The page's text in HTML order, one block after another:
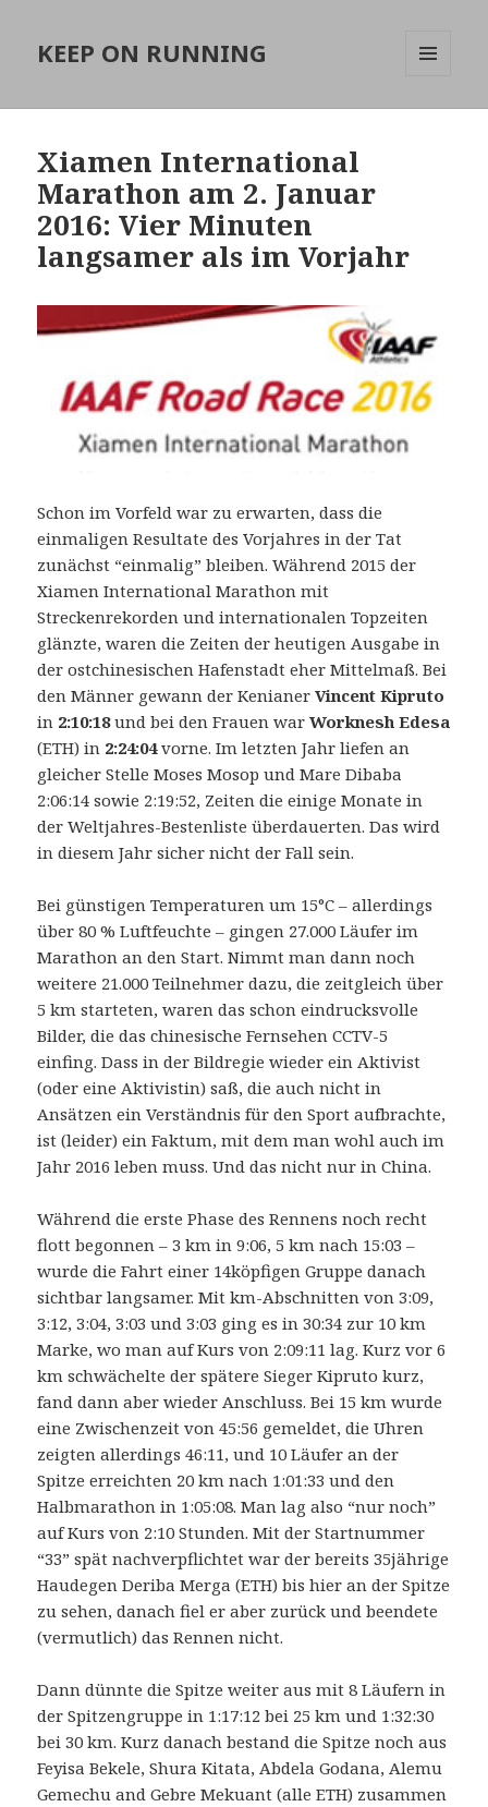
KEEP ON RUNNING
Xiamen International
Marathon am 2. Januar
2016: Vier Minuten
langsamer als im Vorjahr
Schon im Vorfeld war zu erwarten, dass die
einmaligen Resultate des Vorjahres in der Tat
zunächst “einmalig” bleiben. Während 2015 der
Xiamen International Marathon mit
Streckenrekorden und internationalen Topzeiten
glänzte, waren die Zeiten der heutigen Ausgabe in
der ostchinesischen Hafenstadt eher Mittelmaß. Bei
den Männer gewann der KenianerVincent Kipruto
in 2:10:18und bei den Frauen warWorknesh Edesa
(ETH) in 2:24:04vorne. Im letzten Jahr liefen an
gleicher Stelle Moses Mosop und Mare Dibaba
2:06:14 sowie 2:19:52, Zeiten die einige Monate in
der Weltjahres-Bestenliste überdauerten. Das wird
in diesem Jahr sicher nicht der Fall sein.
Bei günstigen Temperaturen um 15°C – allerdings
über 80 % Luftfeuchte – gingen 27.000 Läufer im
Marathon an den Start. Nimmt man dann noch
weitere 21.000 Teilnehmer dazu, die zeitgleich über
5 km starteten, waren das schon eindrucksvolle
Bilder, die das chinesische Fernsehen CCTV-5
einfing. Dass in der Bildregie wieder ein Aktivist
(oder eine Aktivistin) saß, die auch nicht in
Ansätzen ein Verständnis für den Sport aufbrachte,
ist (leider) ein Faktum, mit dem man wohl auch im
Jahr 2016 leben muss. Und das nicht nur in China.
Während die erste Phase des Rennens noch recht
flott begonnen – 3 km in 9:06, 5 km nach 15:03 –
wurde die Fahrt einer 14köpfigen Gruppe danach
sichtbar langsamer. Mit km-Abschnitten von 3:09,
3:12, 3:04, 3:03 und 3:03 ging es in 30:34 zur 10 km
Marke, wo man auf Kurs von 2:09:11 lag. Kurz vor 6
km schwächelte der spätere Sieger Kipruto kurz,
fand dann aber wieder Anschluss. Bei 15 km wurde
eine Zwischenzeit von 45:56 gemeldet, die Uhren
zeigten allerdings 46:11, und 10 Läufer an der
Spitze erreichten 20 km nach 1:01:33 und den
Halbmarathon in 1:05:08. Man lag also “nur noch”
auf Kurs von 2:10 Stunden. Mit der Startnummer
“33” spät nachverpflichtet war der bereits 35jährige
Haudegen Deriba Merga (ETH) bis hier an der Spitze
zu sehen, danach fiel er aber zurück und beendete
(vermutlich) das Rennen nicht.
Dann dünnte die Spitze weiter aus mit 8 Läufern in
der Spitzengruppe in 1:17:12 bei 25 km und 1:32:30
bei 30 km. Kurz danach bestand die Spitze noch aus
Feyisa Bekele, Shura Kitata, Abdela Godana, Alemu
Gemechu and Gebre Mekuant (alle ETH) zusammen